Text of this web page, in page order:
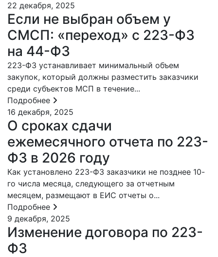
22 декабря, 2025
Если не выбран объем у
СМСП: «переход» с 223-ФЗ
на 44-ФЗ
223-ФЗ устанавливает минимальный объем
закупок, который должны разместить заказчики
среди субъектов МСП в течение...
Подробнее
16 декабря, 2025
О сроках сдачи
ежемесячного отчета по 223-
ФЗ в 2026 году
Как установлено 223-ФЗ заказчики не позднее 10-
го числа месяца, следующего за отчетным
месяцем, размещают в ЕИС отчеты о...
Подробнее
9 декабря, 2025
Изменение договора по 223-
ФЗ